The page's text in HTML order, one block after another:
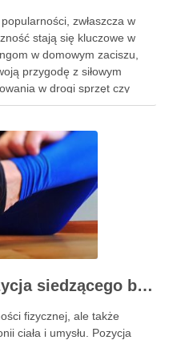
zwłaszcza w
stają się kluczowe w
w domowym zaciszu,
przygodę z siłowym
w drogi sprzęt czy
które można
Joga Virasana – pozycja siedzącego bohatera i jej korzyści
fizycznej, ale także
ciała i umysłu. Pozycja